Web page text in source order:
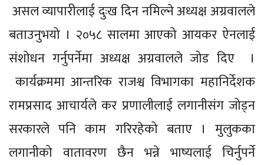
असल व्यापारीलाई दुःख दिन नमिल्ने अध्यक्ष अग्रवालले
बताउनुभयो । २०५८ सालमा आएको आयकर ऐनलाई
संशोधन गर्नुपर्नेमा अध्यक्ष अग्रवालले जोड दिए ।
कार्यक्रममा आन्तरिक राजश्व विभागका महानिर्देशक
रामप्रसाद आचार्यले कर प्रणालीलाई लगानीसंग जोड्न
सरकारले पनि काम गरिरहेको बताए । मुलुकका
लगानीको वातावरण छैन भन्ने भाष्यलाई चिर्नुपर्ने